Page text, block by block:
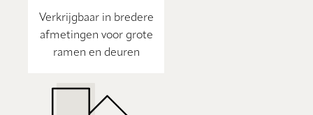
Verkrijgbaar in bredere
afmetingen voor grote
ramen en deuren